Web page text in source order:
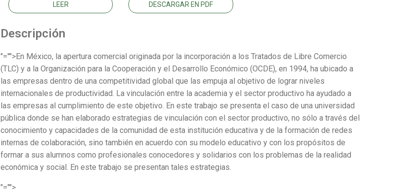
LEER DESCARGAR EN PDF
Descripción
"="">En México, la apertura comercial originada por la incorporación a los Tratados de Libre Comercio
(TLC) y a la Organización para la Cooperación y el Desarrollo Económico (OCDE), en 1994, ha ubicado a
las empresas dentro de una competitividad global que las empuja al objetivo de lograr niveles
internacionales de productividad. La vinculación entre la academia y el sector productivo ha ayudado a
las empresas al cumplimiento de este objetivo. En este trabajo se presenta el caso de una universidad
pública donde se han elaborado estrategias de vinculación con el sector productivo, no sólo a través del
conocimiento y capacidades de la comunidad de esta institución educativa y de la formación de redes
internas de colaboración, sino también en acuerdo con su modelo educativo y con los propósitos de
formar a sus alumnos como profesionales conocedores y solidarios con los problemas de la realidad
económica y social. En este trabajo se presentan tales estrategias.
"="">